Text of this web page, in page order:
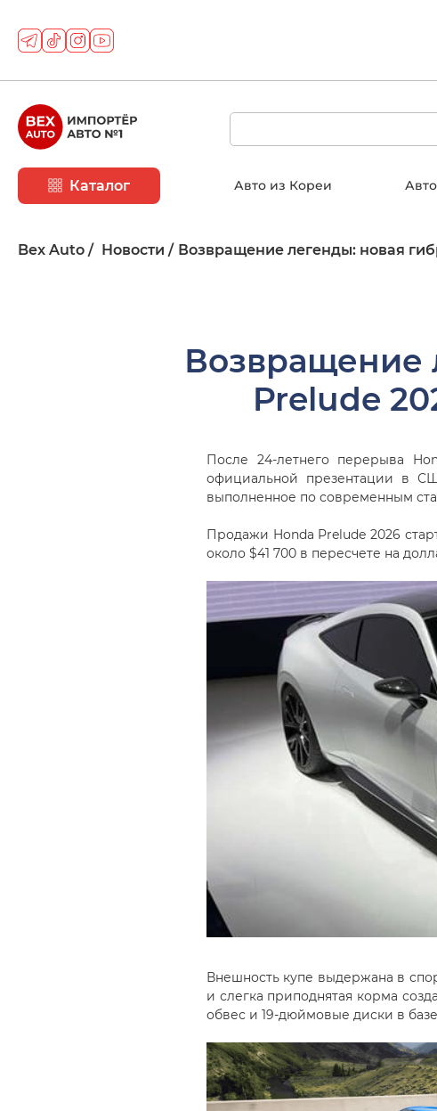
Каталог Авто из Кореи
Bex Auto Новости Возвращение легенды: новая
Возвращение
Prelude
После 24-летнего перерыва
официальной презентации в
выполненное по современным
Продажи Honda Prelude 2026
около $41 700 в пересчете на
Внешность купе выдержана в
и слегка приподнятая корма
обвес и 19-дюймовые диски в